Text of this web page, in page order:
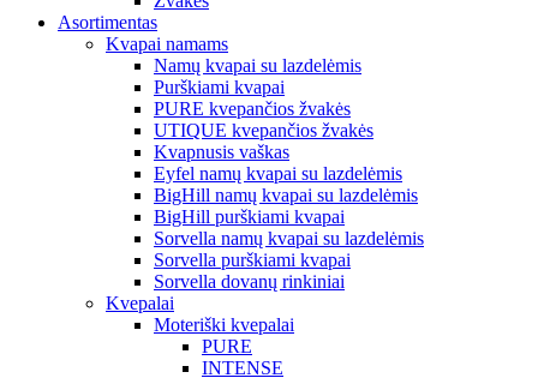
Asortimentas
Kvapai namams
Namų kvapai su lazdelėmis
Purškiami kvapai
PURE kvepančios žvakės
UTIQUE kvepančios žvakės
Kvapnusis vaškas
Eyfel namų kvapai su lazdelėmis
BigHill namų kvapai su lazdelėmis
BigHill purškiami kvapai
Sorvella namų kvapai su lazdelėmis
Sorvella purškiami kvapai
Sorvella dovanų rinkiniai
Kvepalai
Moteriški kvepalai
PURE
INTENSE